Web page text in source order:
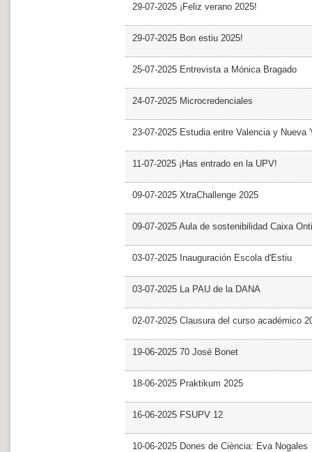
29-07-2025 ¡Feliz verano 2025!
29-07-2025 Bon estiu 2025!
25-07-2025 Entrevista a Mónica Bragado
24-07-2025 Microcredenciales
23-07-2025 Estudia entre Valencia y Nueva
11-07-2025 ¡Has entrado en la UPV!
09-07-2025 XtraChallenge 2025
09-07-2025 Aula de sostenibilidad Caixa
03-07-2025 Inauguración Escola d'Estiu
03-07-2025 La PAU de la DANA
02-07-2025 Clausura del curso académico
19-06-2025 70 José Bonet
18-06-2025 Praktikum 2025
16-06-2025 FSUPV 12
10-06-2025 Dones de Ciència: Eva Nogales